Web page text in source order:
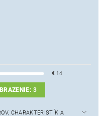
€ 14
3
CHARAKTERISTÍK A